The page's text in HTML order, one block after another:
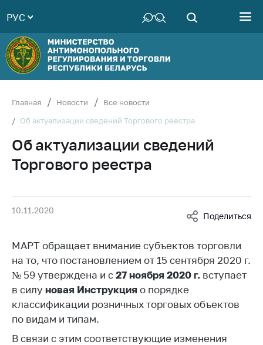
Руководство
Структура
Министерства
Территориальные
Антикоррупционная
деятельность
совет
Награждения
Белорусская
универсальная
товарная биржа
Общественная
жизнь
РУС
Главная Новости
Все новости
Об актуализации сведений Торгового реестра
Об актуализации сведений
Торгового реестра
10.11.2020
Поделиться
МАРТ обращает внимание субъектов торговли
на то, что постановлением от 15 сентября 2020 г.
№ 59 утверждена и с27 ноября 2020 г. вступает
в силу новая Инструкция о порядке
классификации розничных торговых объектов
по видам и типам.
В связи с этим соответствующие изменения